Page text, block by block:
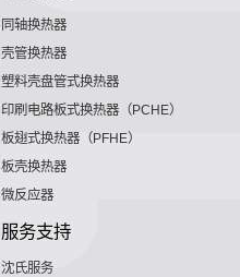
同轴换热器
壳管换热器
塑料壳盘管式换热器
印刷电路板式换热器（PCHE）
板翅式换热器（PFHE）
板壳换热器
微反应器
服务支持
沈氏服务